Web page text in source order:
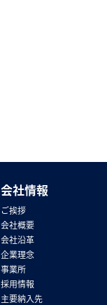
会社情報
ご挨拶
会社概要
会社沿革
企業理念
事業所
採用情報
主要納入先